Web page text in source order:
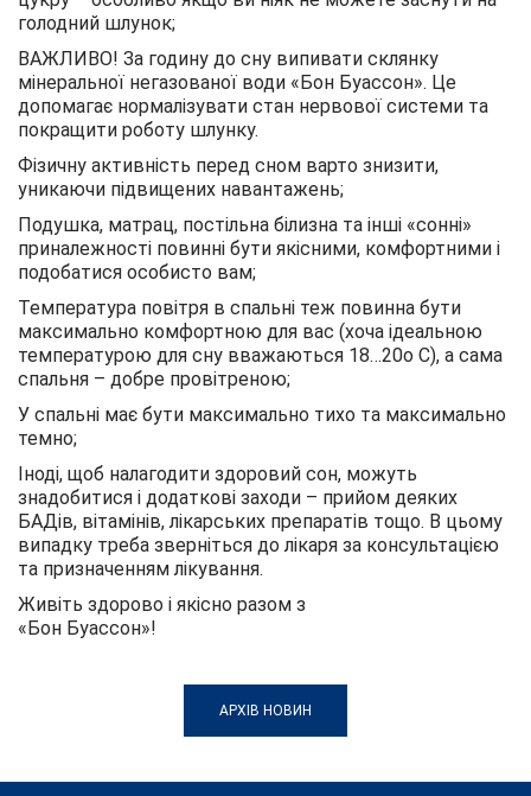
голодний шлунок;
ВАЖЛИВО! За годину до сну випивати склянку
мінеральної негазованої води «Бон Буассон». Це
допомагає нормалізувати стан нервової системи та
покращити роботу шлунку.
Фізичну активність перед сном варто знизити,
уникаючи підвищених навантажень;
Подушка, матрац, постільна білизна та інші «сонні»
приналежності повинні бути якісними, комфортними і
подобатися особисто вам;
Температура повітря в спальні теж повинна бути
максимально комфортною для вас (хоча ідеальною
температурою для сну вважаються 18…20о С), а сама
спальня – добре провітреною;
У спальні має бути максимально тихо та максимально
темно;
Іноді, щоб налагодити здоровий сон, можуть
знадобитися і додаткові заходи – прийом деяких
БАДів, вітамінів, лікарських препаратів тощо. В цьому
випадку треба зверніться до лікаря за консультацією
та призначенням лікування.
Живіть здорово і якісно разом з
«Бон Буассон»!
АРХІВ НОВИН